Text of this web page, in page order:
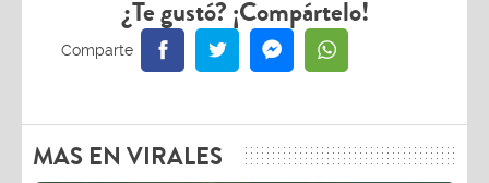
¿Te gustó? ¡Compártelo!
MAS EN VIRALES